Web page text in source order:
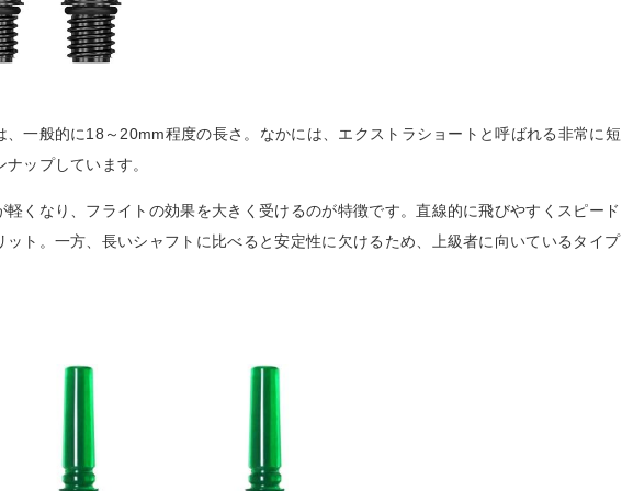
、一般的に18～20mm程度の長さ。なかには、エクストラショートと呼ばれる非常に短
ップしています。
軽くなり、フライトの効果を大きく受けるのが特徴です。直線的に飛びやすくスピード
ット。一方、長いシャフトに比べると安定性に欠けるため、上級者に向いているタイプ